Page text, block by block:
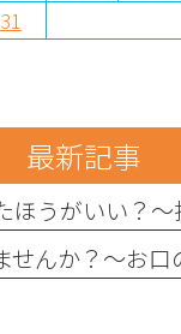
31
最新記事